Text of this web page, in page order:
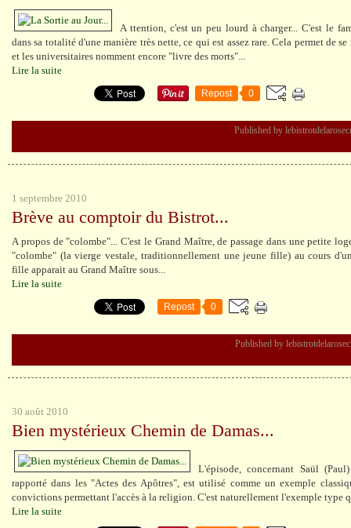
A ttention, c'est un peu lourd à charger... C'est le
dans sa totalité d'une manière très nette, ce qui est assez rare. Cela permet de
et les universitaires nomment encore "livre des morts"...
Lire la suite
Repost 0
Published by
1 septembre 2010
Brève au comptoir du Bistrot...
A propos de "colombe"... C'est le Grand Maître, de passage dans une petite
"colombe" (la vierge vestale, traditionnellement une jeune fille) au cours
fille apparait au Grand Maître sous...
Lire la suite
Repost 0
Published by
30 août 2010
Bien mystérieux Chemin de Damas...
L'épisode, concernant Saül
rapporté dans les "Actes des Apôtres", est utilisé comme un exemple
convictions permettant l'accès à la religion. C'est naturellement l'exemple type
Lire la suite